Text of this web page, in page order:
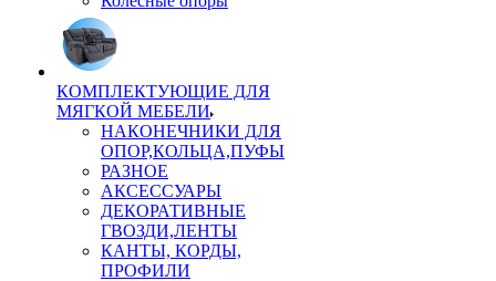
КОМПЛЕКТУЮЩИЕ ДЛЯ
МЯГКОЙ МЕБЕЛИ
НАКОНЕЧНИКИ ДЛЯ
ОПОР,КОЛЬЦА,ПУФЫ
РАЗНОЕ
АКСЕССУАРЫ
ДЕКОРАТИВНЫЕ
ГВОЗДИ,ЛЕНТЫ
КАНТЫ, КОРДЫ,
ПРОФИЛИ